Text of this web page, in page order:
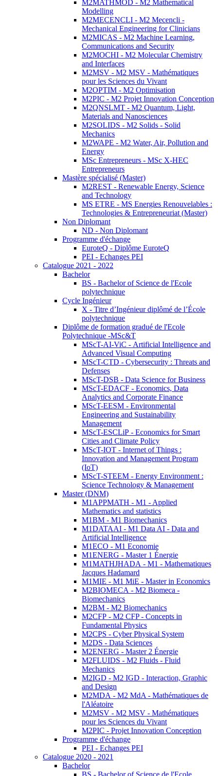
M2MATHMOD - M2 Mathematical
Modelling
M2MECENCLI - M2 Mecencli -
Mechanical Engineering for Clinicians
M2MICAS - M2 Machine Learning,
Communications and Security
M2MOCHI - M2 Molecular Chemistry
and Interfaces
M2MSV - M2 MSV - Mathématiques
pour les Sciences du Vivant
M2OPTIM - M2 Optimisation
M2PIC - M2 Projet Innovation Conception
M2QNSLMT - M2 Quantum, Light,
Materials and Nanosciences
M2SOLIDS - M2 Solids - Solid
Mechanics
M2WAPE - M2 Water, Air, Pollution and
Energy
MSc Entrepreneurs - MSc X-HEC
Entrepreneurs
Mastère spécialisé (Master)
M2REST - Renewable Energy, Science
and Technology
MS ETRE - MS Energies Renouvelables :
Technologies & Entrepreneuriat (Master)
Non Diplomant
ND - Non Diplomant
Programme d'échange
EuroteQ - Diplôme EuroteQ
PEI - Echanges PEI
Catalogue 2021 - 2022
Bachelor
BS - Bachelor of Science de l'Ecole
polytechnique
Cycle Ingénieur
X - Titre d’Ingénieur diplômé de l’École
polytechnique
Diplôme de formation gradué de l'Ecole
Polytechnique -MSc&T
MScT-AI-ViC - Artificial Intelligence and
Advanced Visual Computing
MScT-CTD - Cybersecurity : Threats and
Defenses
MScT-DSB - Data Science for Business
MScT-EDACF - Economics, Data
Analytics and Corporate Finance
MScT-EESM - Environmental
Engineering and Sustainability
Management
MScT-ESCLiP - Economics for Smart
Cities and Climate Policy
MScT-IOT - Internet of Things :
Innovation and Management Program
(IoT)
MScT-STEEM - Energy Environment :
Science Technology & Management
Master (DNM)
M1APPMATH - M1 - Applied
Mathematics and statistics
M1BM - M1 Biomechanics
M1DATAAI - M1 Data AI - Data and
Artificial Intelligence
M1ECO - M1 Economie
M1ENERG - Master 1 Énergie
M1MATHJHADA - M1 - Mathematiques
Jacques Hadamard
M1MIE - M1 MiE - Master in Economics
M2BIOMECA - M2 Biomeca -
Biomechanics
M2BM - M2 Biomechanics
M2CFP - M2 CFP - Concepts in
Fundamental Physics
M2CPS - Cyber Physical System
M2DS - Data Sciences
M2ENERG - Master 2 Énergie
M2FLUIDS - M2 Fluids - Fluid
Mechanics
M2IGD - M2 IGD - Interaction, Graphic
and Design
M2MDA - M2 MdA - Mathématiques de
l'Aléatoire
M2MSV - M2 MSV - Mathématiques
pour les Sciences du Vivant
M2PIC - Projet Innovation Conception
Programme d'échange
PEI - Echanges PEI
Catalogue 2020 - 2021
Bachelor
BS - Bachelor of Science de l'Ecole